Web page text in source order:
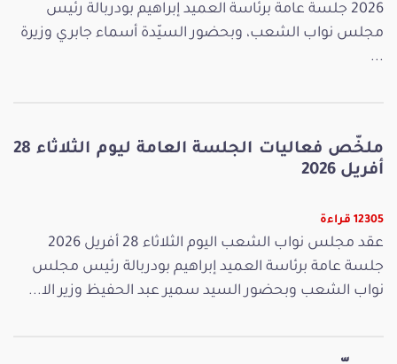
2026 جلسة عامة برئاسة العميد إبراهيم بودربالة رئيس
مجلس نواب الشعب، وبحضور السيّدة أسماء جابري وزيرة
...
ملخّص فعاليات الجلسة العامة ليوم الثلاثاء 28
أفريل 2026
12305 قراءة
عقد مجلس نواب الشعب اليوم الثلاثاء 28 أفريل 2026
جلسة عامة برئاسة العميد إبراهيم بودربالة رئيس مجلس
نواب الشعب وبحضور السيد سمير عبد الحفيظ وزير الا...